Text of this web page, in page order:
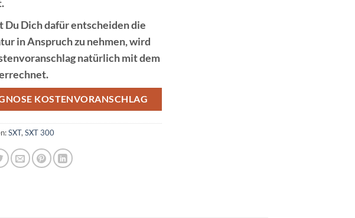
Du Dich dafür entscheiden die
in Anspruch zu nehmen, wird
natürlich mit dem
KOSTENVORANSCHLAG
SXT, SXT 300